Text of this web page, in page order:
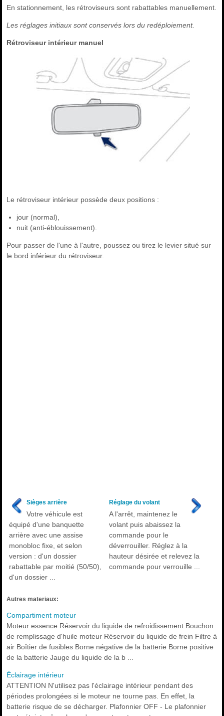
En stationnement, les rétroviseurs sont rabattables manuellement.
Les réglages initiaux sont conservés lors du redéploiement.
Rétroviseur intérieur manuel
Le rétroviseur intérieur possède deux positions :
jour (normal),
nuit (anti-éblouissement).
Pour passer de l'une à l'autre, poussez ou tirez le levier situé sur
le bord inférieur du rétroviseur.
Sièges arrière
Votre véhicule est
équipé d'une banquette
arrière avec une assise
monobloc fixe, et selon
version : d'un dossier
rabattable par moitié (50/50),
d'un dossier ...
Réglage du volant
A l'arrêt, maintenez le
volant puis abaissez la
commande pour le
déverrouiller. Réglez à la
hauteur désirée et relevez la
commande pour verrouille ...
Autres materiaux:
Compartiment moteur
Moteur essence Réservoir du liquide de refroidissement Bouchon
de remplissage d'huile moteur Réservoir du liquide de frein Filtre à
air Boîtier de fusibles Borne négative de la batterie Borne positive
de la batterie Jauge du liquide de la b ...
Éclairage intérieur
ATTENTION N'utilisez pas l'éclairage intérieur pendant des
périodes prolongées si le moteur ne tourne pas. En effet, la
batterie risque de se décharger. Plafonnier OFF - Le plafonnier